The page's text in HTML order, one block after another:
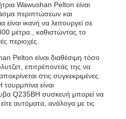
Wawushan Pelton είναι
περιπτώσεων και
ικανή να λειτουργεί σε
μέτρα., καθιστώντας το
περιοχές.
Pelton είναι διαθέσιμη τόσο
επιτρέποντάς της να
στις συγκεκριμένες
είναι
Q235BΗ συσκευή μπορεί να
είτε αυτόματα, ανάλογα με τις